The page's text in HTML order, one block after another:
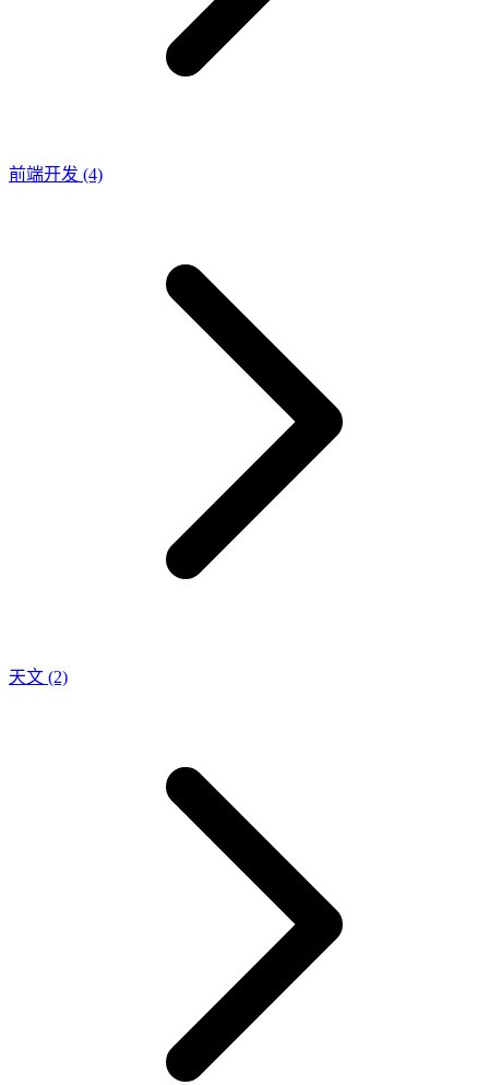
前端开发 (4)
天文 (2)